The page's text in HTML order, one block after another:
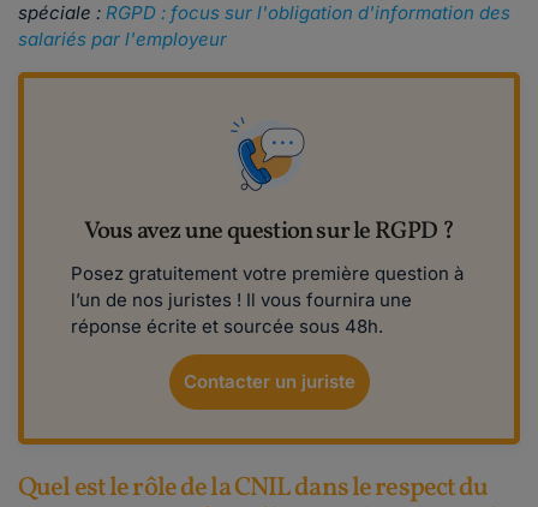
spéciale : RGPD : focus sur l'obligation d'information des
salariés par l'employeur
Vous avez une question sur le RGPD ?
Posez gratuitement votre première question à
l’un de nos juristes ! Il vous fournira une
réponse écrite et sourcée sous 48h.
Contacter un juriste
Quel est le rôle de la CNIL dans le respect du